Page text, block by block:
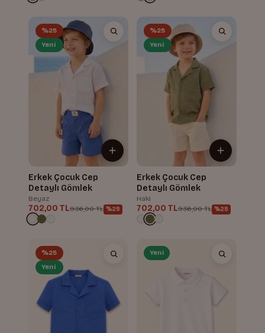
%25
Yeni
Erkek Çocuk Cep
Detaylı Gömlek
Beyaz
702,00 TL936,00 TL %25
%25
Yeni
Erkek Çocuk Cep
Detaylı Gömlek
Haki
702,00 TL936,00 TL %25
%25
Yeni
Yeni